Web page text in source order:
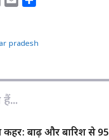
y
n
k
i
r
pradesh
बाढ़ और बारिश से 95